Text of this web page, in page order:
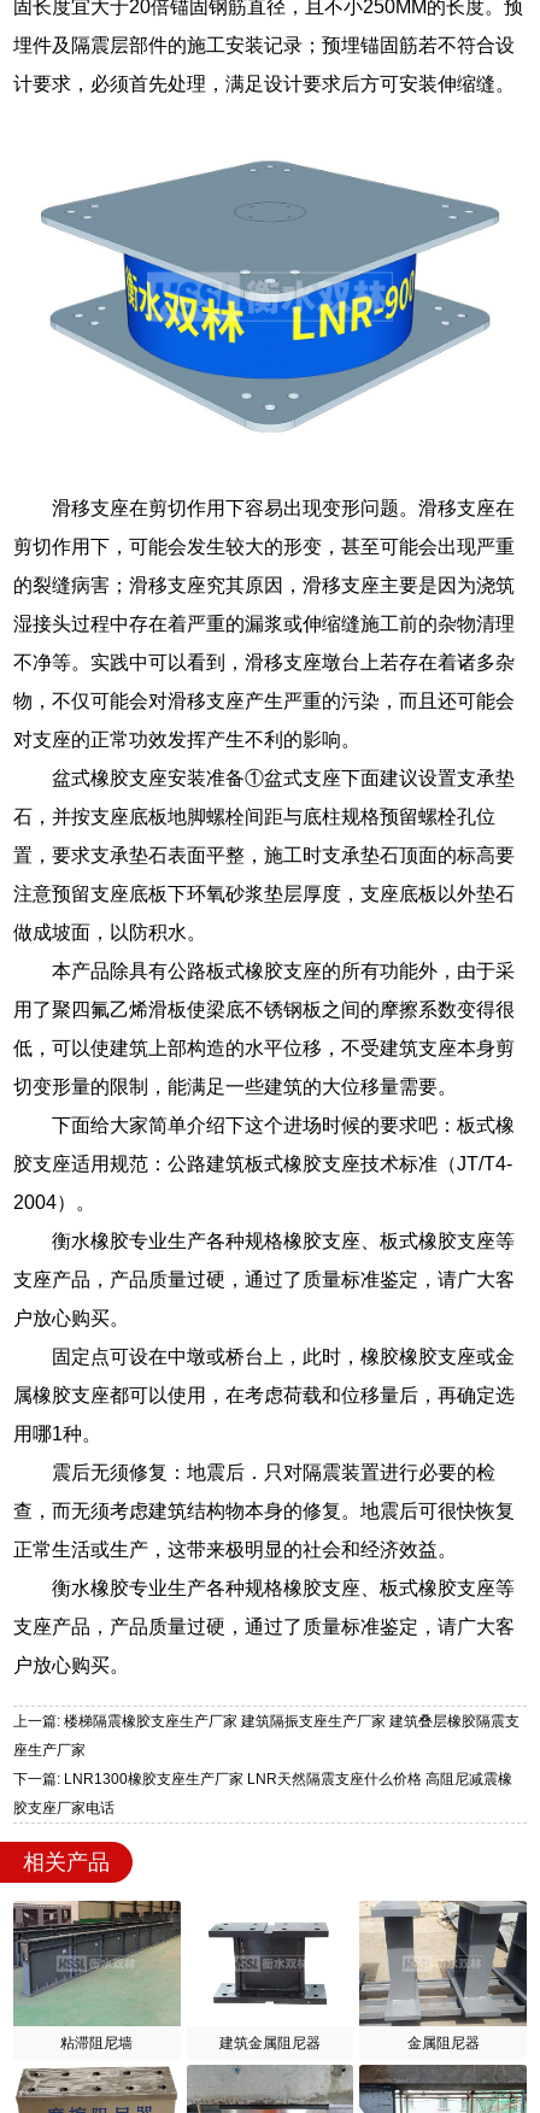
固长度宜大于20倍锚固钢筋直径，且不小250MM的长度。预
埋件及隔震层部件的施工安装记录；预埋锚固筋若不符合设
计要求，必须首先处理，满足设计要求后方可安装伸缩缝。
滑移支座在剪切作用下容易出现变形问题。滑移支座在
剪切作用下，可能会发生较大的形变，甚至可能会出现严重
的裂缝病害；滑移支座究其原因，滑移支座主要是因为浇筑
湿接头过程中存在着严重的漏浆或伸缩缝施工前的杂物清理
不净等。实践中可以看到，滑移支座墩台上若存在着诸多杂
物，不仅可能会对滑移支座产生严重的污染，而且还可能会
对支座的正常功效发挥产生不利的影响。
盆式橡胶支座安装准备①盆式支座下面建议设置支承垫
石，并按支座底板地脚螺栓间距与底柱规格预留螺栓孔位
置，要求支承垫石表面平整，施工时支承垫石顶面的标高要
注意预留支座底板下环氧砂浆垫层厚度，支座底板以外垫石
做成坡面，以防积水。
本产品除具有公路板式橡胶支座的所有功能外，由于采
用了聚四氟乙烯滑板使梁底不锈钢板之间的摩擦系数变得很
低，可以使建筑上部构造的水平位移，不受建筑支座本身剪
切变形量的限制，能满足一些建筑的大位移量需要。
下面给大家简单介绍下这个进场时候的要求吧：板式橡
胶支座适用规范：公路建筑板式橡胶支座技术标准（JT/T4-
2004）。
衡水橡胶专业生产各种规格橡胶支座、板式橡胶支座等
支座产品，产品质量过硬，通过了质量标准鉴定，请广大客
户放心购买。
固定点可设在中墩或桥台上，此时，橡胶橡胶支座或金
属橡胶支座都可以使用，在考虑荷载和位移量后，再确定选
用哪1种。
震后无须修复：地震后．只对隔震装置进行必要的检
查，而无须考虑建筑结构物本身的修复。地震后可很快恢复
正常生活或生产，这带来极明显的社会和经济效益。
衡水橡胶专业生产各种规格橡胶支座、板式橡胶支座等
支座产品，产品质量过硬，通过了质量标准鉴定，请广大客
户放心购买。
上一篇: 楼梯隔震橡胶支座生产厂家 建筑隔振支座生产厂家 建筑叠层橡胶隔震支
座生产厂家
下一篇: LNR1300橡胶支座生产厂家 LNR天然隔震支座什么价格 高阻尼减震橡
胶支座厂家电话
相关产品
粘滞阻尼墙 建筑金属阻尼器 金属阻尼器